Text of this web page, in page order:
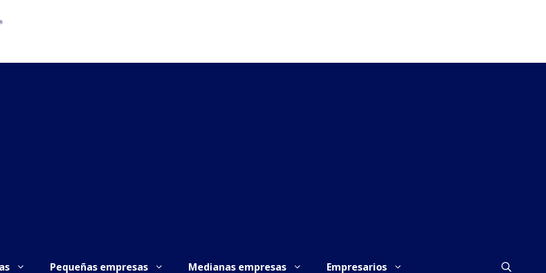
Pequeñas empresas Medianas empresas Empresarios